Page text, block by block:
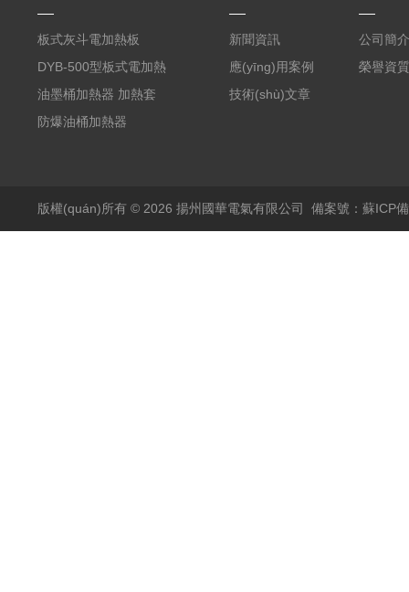
板式灰斗電加熱板
DYB-500型板式電加熱
器
油墨桶加熱器 加熱套
防爆油桶加熱器
新聞資訊
應(yīng)用案例
技術(shù)文章
公司簡介
榮譽資
版權(quán)所有 © 2026 揚州國華電氣有限公司 備案號：蘇ICP